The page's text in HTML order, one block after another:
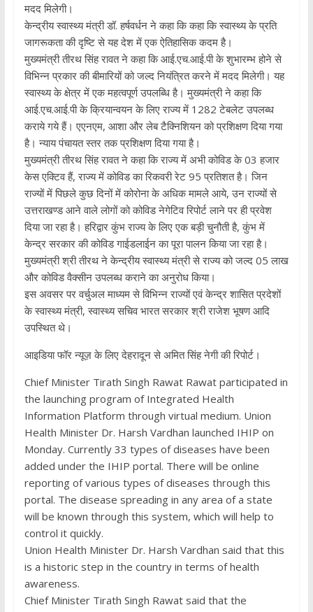
मदद मिलेगी।
केन्द्रीय स्वास्थ्य मंत्री डॉ. हर्षवर्धन ने कहा कि कहा कि स्वास्थ्य के प्रति
जागरूकता की दृष्टि से यह देश में एक ऐतिहासिक कदम है।
मुख्यमंत्री तीरथ सिंह रावत ने कहा कि आई.एच.आई.पी के शुभारम्भ होने से
विभिन्न प्रकार की बीमारियों को जल्द नियंत्रित करने में मदद मिलेगी। यह
स्वास्थ्य के क्षेत्र में एक महत्वपूर्ण उपलब्धि है। मुख्यमंत्री ने कहा कि
आई.एच.आई.पी के क्रियान्वयन के लिए राज्य में 1282 टेबलेट उपलब्ध
कराये गये हैं। एएनएम, आशा और लेब टैक्निशियन को प्रशिक्षण दिया गया
है। न्याय पंचायत स्तर तक प्रशिक्षण दिया गया है।
मुख्यमंत्री तीरथ सिंह रावत ने कहा कि राज्य में अभी कोविड के 03 हजार
केस एक्टिव हैं, राज्य में कोविड का रिकवरी रेट 95 प्रतिशत है। जिन
राज्यों में पिछले कुछ दिनों में कोरोना के अधिक मामले आये, उन राज्यों से
उत्तराखण्ड आने वाले लोगों को कोविड नेगेटिव रिपोर्ट लाने पर ही प्रवेश
दिया जा रहा है। हरिद्वार कुंभ राज्य के लिए एक बड़ी चुनौती है, कुंभ में
केन्द्र सरकार की कोविड गाईडलाईन का पूरा पालन किया जा रहा है।
मुख्यमंत्री श्री तीरथ ने केन्द्रीय स्वास्थ्य मंत्री से राज्य को जल्द 05 लाख
और कोविड वैक्सीन उपलब्ध कराने का अनुरोध किया।
इस अवसर पर वर्चुअल माध्यम से विभिन्न राज्यों एवं केन्द्र शासित प्रदेशों
के स्वास्थ्य मंत्री, स्वास्थ्य सचिव भारत सरकार श्री राजेश भूषण आदि
उपस्थित थे।
आइडिया फॉर न्यूज़ के लिए देहरादून से अमित सिंह नेगी की रिपोर्ट।
Chief Minister Tirath Singh Rawat Rawat participated in
the launching program of Integrated Health
Information Platform through virtual medium. Union
Health Minister Dr. Harsh Vardhan launched IHIP on
Monday. Currently 33 types of diseases have been
added under the IHIP portal. There will be online
reporting of various types of diseases through this
portal. The disease spreading in any area of ​​a state
will be known through this system, which will help to
control it quickly.
Union Health Minister Dr. Harsh Vardhan said that this
is a historic step in the country in terms of health
awareness.
Chief Minister Tirath Singh Rawat said that the